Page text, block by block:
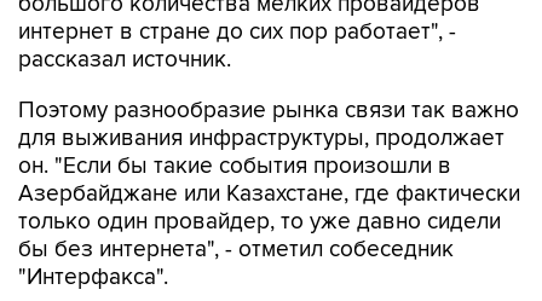
интернет в стране до сих пор работает", -
рассказал источник.
Поэтому разнообразие рынка связи так важно
для выживания инфраструктуры, продолжает
он. "Если бы такие события произошли в
Азербайджане или Казахстане, где фактически
только один провайдер, то уже давно сидели
бы без интернета", - отметил собеседник
"Интерфакса".